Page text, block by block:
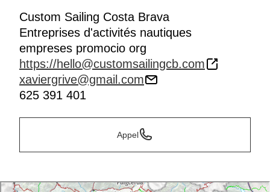
Custom Sailing Costa Brava
Entreprises d'activités nautiques
empreses promocio org
https://hello@customsailingcb.com
xaviergrive@gmail.com
625 391 401
Appel